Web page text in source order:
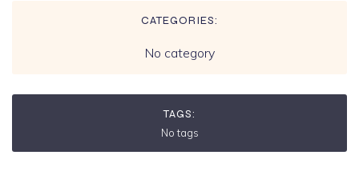
CATEGORIES:
No category
TAGS:
No tags